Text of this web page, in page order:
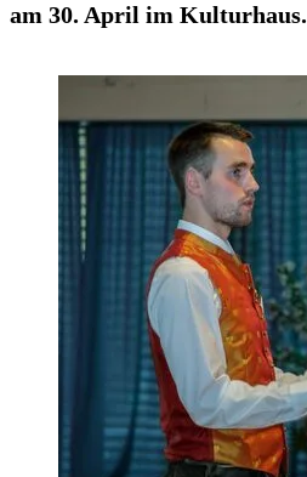
am 30. April im Kulturhaus.